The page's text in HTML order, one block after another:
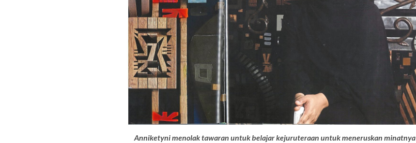
Anniketyni menolak tawaran untuk belajar kejuruteraan untuk meneruskan minatnya